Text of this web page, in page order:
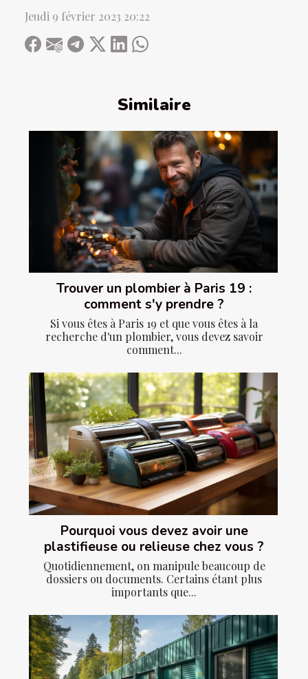
Similaire
Trouver un plombier à Paris 19 :
comment s'y prendre ?
Si vous êtes à Paris 19 et que vous êtes à la
recherche d'un plombier, vous devez savoir
comment...
Pourquoi vous devez avoir une
plastifieuse ou relieuse chez vous ?
Quotidiennement, on manipule beaucoup de
dossiers ou documents. Certains étant plus
importants que...
Jeudi 9 février 2023 20:22